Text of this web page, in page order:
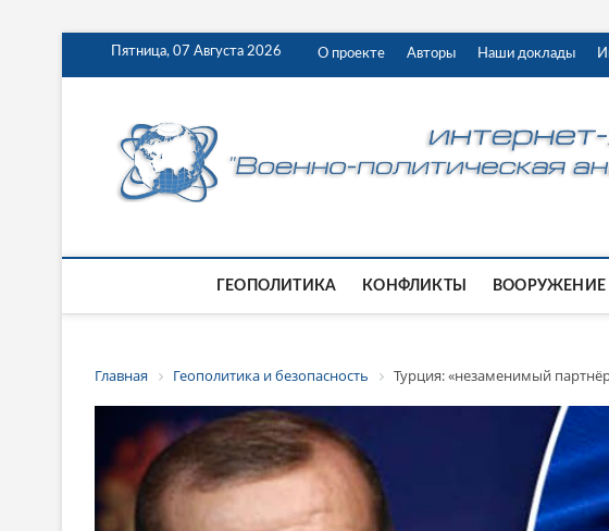
Пятница, 07 Августа 2026 О проекте Авторы Наши доклады
ГЕОПОЛИТИКА КОНФЛИКТЫ ВООРУЖЕНИЕ
Главная Геополитика и безопасность Турция: «незаменимый